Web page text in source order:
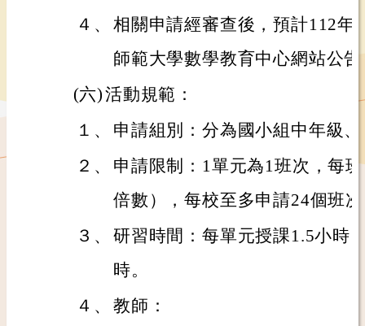
４、 相關申請經審查後，預計112年
師範大學數學教育中心網站公
(六)活動規範：
１、
申請組別：分為國小組中年級
２、
申請限制：1單元為1班次，每
倍數），每校至多申請24個班
３、 研習時間：每單元授課1.5小時
時。
４、 教師：